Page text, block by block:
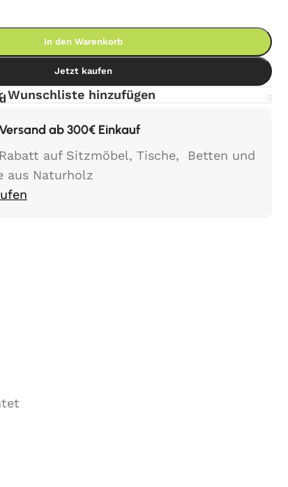
In den Warenkorb
Jetzt kaufen
Wunschliste hinzufügen
ab 300€ Einkauf
auf Sitzmöbel, Tische, Betten und
aus Naturholz